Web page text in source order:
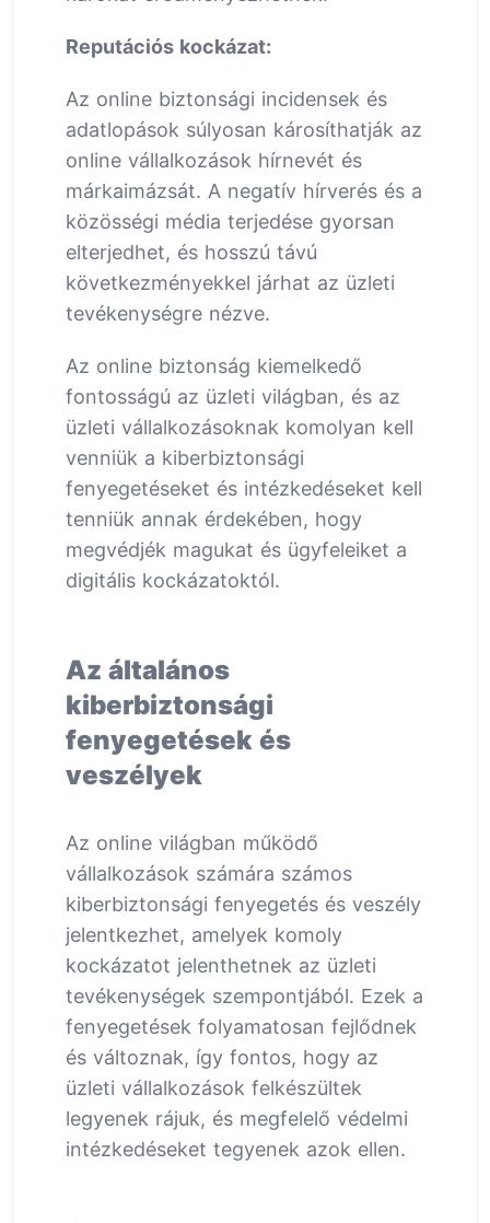
Reputációs kockázat:
Az online biztonsági incidensek és
adatlopások súlyosan károsíthatják az
online vállalkozások hírnevét és
márkaimázsát. A negatív hírverés és a
közösségi média terjedése gyorsan
elterjedhet, és hosszú távú
következményekkel járhat az üzleti
tevékenységre nézve.
Az online biztonság kiemelkedő
fontosságú az üzleti világban, és az
üzleti vállalkozásoknak komolyan kell
venniük a kiberbiztonsági
fenyegetéseket és intézkedéseket kell
tenniük annak érdekében, hogy
megvédjék magukat és ügyfeleiket a
digitális kockázatoktól.
Az általános
kiberbiztonsági
fenyegetések és
veszélyek
Az online világban működő
vállalkozások számára számos
kiberbiztonsági fenyegetés és veszély
jelentkezhet, amelyek komoly
kockázatot jelenthetnek az üzleti
tevékenységek szempontjából. Ezek a
fenyegetések folyamatosan fejlődnek
és változnak, így fontos, hogy az
üzleti vállalkozások felkészültek
legyenek rájuk, és megfelelő védelmi
intézkedéseket tegyenek azok ellen.